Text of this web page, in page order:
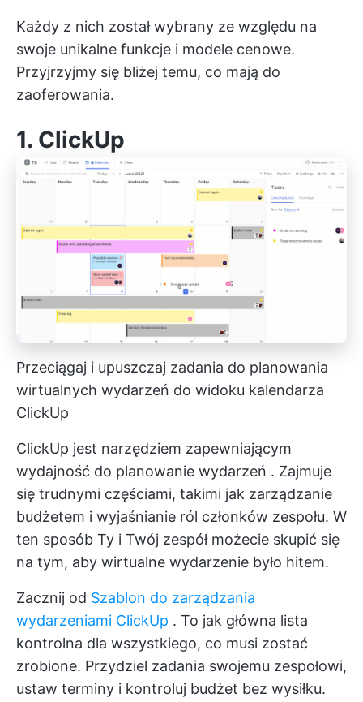
Każdy z nich został wybrany ze względu na
swoje unikalne funkcje i modele cenowe.
Przyjrzyjmy się bliżej temu, co mają do
zaoferowania.
1. ClickUp
Przeciągaj i upuszczaj zadania do planowania
wirtualnych wydarzeń do widoku kalendarza
ClickUp
ClickUp jest narzędziem zapewniającym
wydajność do planowanie wydarzeń . Zajmuje
się trudnymi częściami, takimi jak zarządzanie
budżetem i wyjaśnianie ról członków zespołu. W
ten sposób Ty i Twój zespół możecie skupić się
na tym, aby wirtualne wydarzenie było hitem.
Zacznij od Szablon do zarządzania
wydarzeniami ClickUp . To jak główna lista
kontrolna dla wszystkiego, co musi zostać
zrobione. Przydziel zadania swojemu zespołowi,
ustaw terminy i kontroluj budżet bez wysiłku.